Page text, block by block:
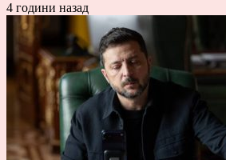
4 години назад